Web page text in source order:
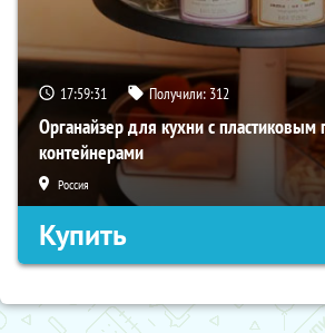
17:59:30 Получили: 312
Органайзер для кухни с пластиковым
контейнерами
Россия
Купить